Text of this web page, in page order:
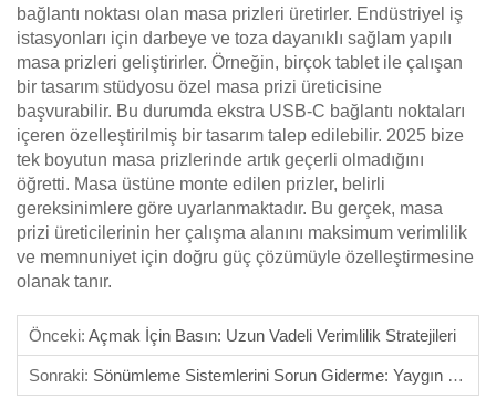
bağlantı noktası olan masa prizleri üretirler. Endüstriyel iş
istasyonları için darbeye ve toza dayanıklı sağlam yapılı
masa prizleri geliştirirler. Örneğin, birçok tablet ile çalışan
bir tasarım stüdyosu özel masa prizi üreticisine
başvurabilir. Bu durumda ekstra USB-C bağlantı noktaları
içeren özelleştirilmiş bir tasarım talep edilebilir. 2025 bize
tek boyutun masa prizlerinde artık geçerli olmadığını
öğretti. Masa üstüne monte edilen prizler, belirli
gereksinimlere göre uyarlanmaktadır. Bu gerçek, masa
prizi üreticilerinin her çalışma alanını maksimum verimlilik
ve memnuniyet için doğru güç çözümüyle özelleştirmesine
olanak tanır.
Önceki: Açmak İçin Basın: Uzun Vadeli Verimlilik Stratejileri
Sonraki: Sönümleme Sistemlerini Sorun Giderme: Yaygın Çözümler